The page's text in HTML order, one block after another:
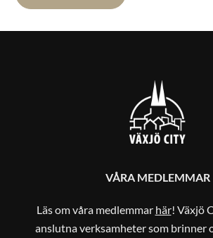
VÅRA MEDLEMMAR
Läs om våra medlemmar här! Växjö
anslutna verksamheter som brinner